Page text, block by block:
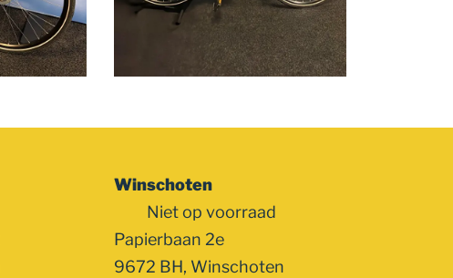
Winschoten
Niet op voorraad
Papierbaan 2e
9672 BH, Winschoten